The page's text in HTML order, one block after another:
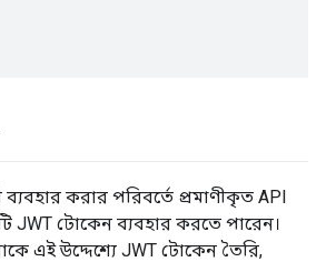
করার পরিবর্তে প্রমাণীকৃত API
JWT টোকেন ব্যবহার করতে পারেন।
এই উদ্দেশ্যে JWT টোকেন তৈরি,